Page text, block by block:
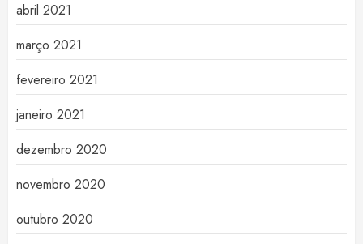
abril 2021
março 2021
fevereiro 2021
janeiro 2021
dezembro 2020
novembro 2020
outubro 2020